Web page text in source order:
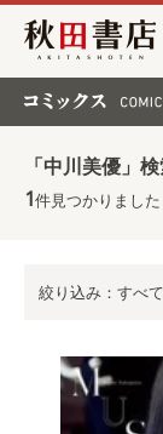
秋田書店
「中川美優」
1件見つかりました
絞り込み：すべて